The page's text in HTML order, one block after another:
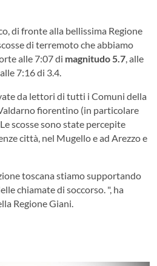
di fronte alla bellissima Regione
di terremoto che abbiamo
alle 7:07 di magnitudo5.7, alle
7:16 di 3.4.
da lettori di tutti i Comuni della
fiorentino (in particolare
scosse sono state percepite
città, nel Mugello e ad Arezzo e
toscana stiamo supportando
chiamate di soccorso. ", ha
Regione Giani.